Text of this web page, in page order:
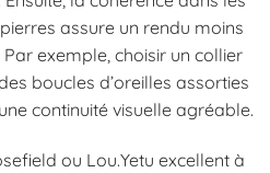
assure un rendu moins
exemple, choisir un collier
boucles d’oreilles assorties
continuité visuelle agréable.
ou Lou.Yetu excellent à